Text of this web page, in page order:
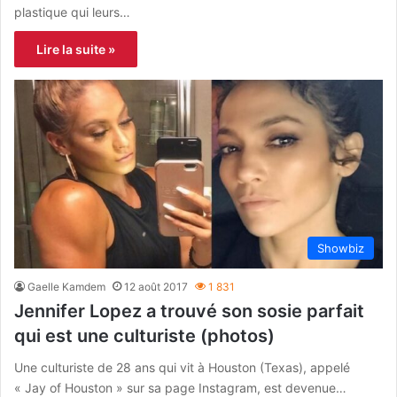
plastique qui leurs…
Lire la suite »
Showbiz
Gaelle Kamdem 12 août 2017 1 831
Jennifer Lopez a trouvé son sosie parfait
qui est une culturiste (photos)
Une culturiste de 28 ans qui vit à Houston (Texas), appelé
« Jay of Houston » sur sa page Instagram, est devenue…